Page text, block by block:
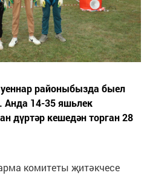
районыбызда быел
Анда 14-35 яшьлек
дүртәр кешедән торган 28
комитеты җитәкчесе